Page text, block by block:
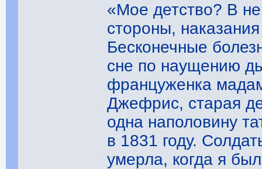
«Мое детство? В
стороны,
Бесконечные
сне по наущению
француженка
Джефрис, старая
одна наполовину
в 1831 году.
умерла, когда я